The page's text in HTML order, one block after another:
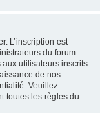
L’inscription est
du forum
utilisateurs inscrits.
de nos
Veuillez
toutes les règles du